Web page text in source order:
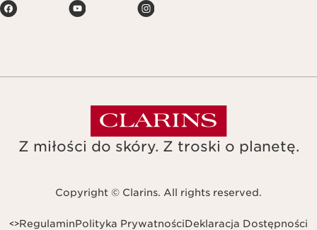
Z miłości do skóry. Z troski o planetę.
Copyright © Clarins. All rights reserved.
RegulaminPolityka PrywatnościDeklaracja Dostępności
<>